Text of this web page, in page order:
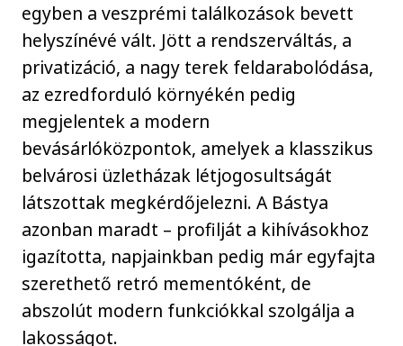
egyben a veszprémi találkozások bevett
helyszínévé vált. Jött a rendszerváltás, a
privatizáció, a nagy terek feldarabolódása,
az ezredforduló környékén pedig
megjelentek a modern
bevásárlóközpontok, amelyek a klasszikus
belvárosi üzletházak létjogosultságát
látszottak megkérdőjelezni. A Bástya
azonban maradt – profilját a kihívásokhoz
igazította, napjainkban pedig már egyfajta
szerethető retró mementóként, de
abszolút modern funkciókkal szolgálja a
lakosságot.